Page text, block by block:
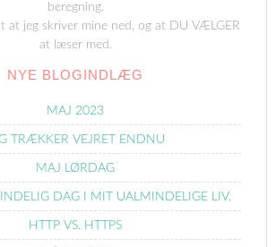
beregning.
at jeg skriver mine ned, og at DU VÆLGER
at læser med.
NYE BLOGINDLÆG
MAJ 2023
TRÆKKER VEJRET ENDNU
MAJ LØRDAG
DAG I MIT UALMINDELIGE LIV.
HTTP VS. HTTPS